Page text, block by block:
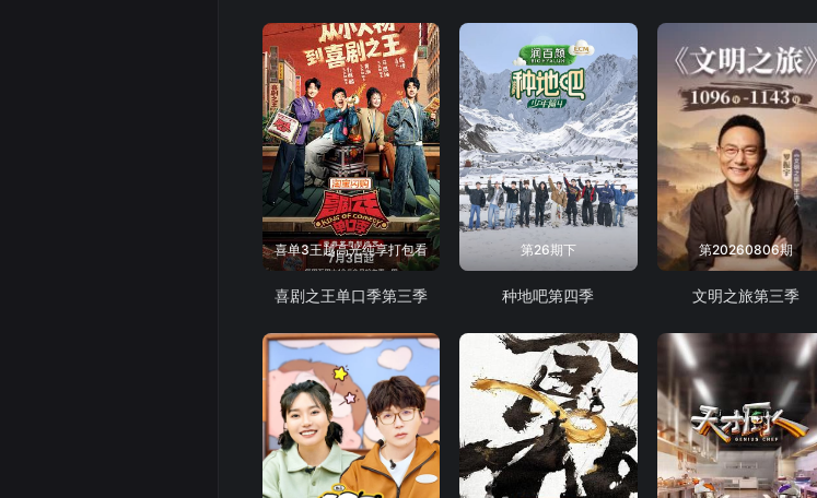
喜单3王越高光纯享打包看
喜剧之王单口季第三季
第26期下
种地吧第四季
第20260806期
文明之旅第三季